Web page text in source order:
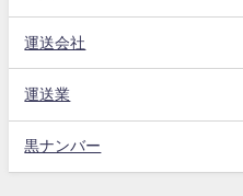
運送会社
運送業
黒ナンバー